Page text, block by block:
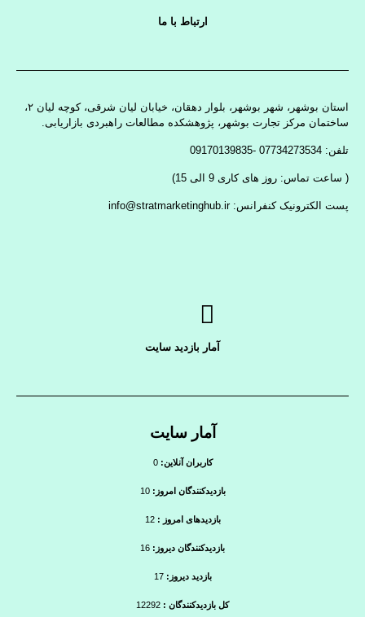
ارتباط با ما
استان بوشهر، شهر بوشهر، بلوار دهقان، خیابان لیان شرقی، کوچه لیان ۲،
ساختمان مرکز تجارت بوشهر، پژوهشکده مطالعات راهبردی بازاریابی.
تلفن: 07734273534 -09170139835
( ساعت تماس: روز های کاری 9 الی 15)
پست الکترونیک کنفرانس: info@stratmarketinghub.ir
آمار بازدید سایت
آمار سایت
کاربران آنلاین:0
بازدیدکنندگان امروز: 10
بازدیدهای امروز : 12
بازدیدکنندگان دیروز:
بازدید دیروز:17
کل بازدیدکنندگان :